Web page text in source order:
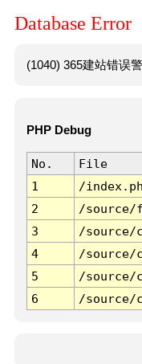
Database Error
(1040) 365建站错误
PHP Debug
No. File
1
/
2
/source/
3
/source/
4
/source/
5
/source/
6
/source/